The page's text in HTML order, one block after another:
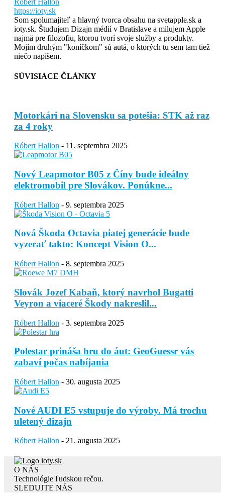
Róbert Hallon
https://ioty.sk
Som spolumajiteľ a hlavný tvorca obsahu na svetapple.sk a
ioty.sk. Študujem Dizajn médií v Bratislave a milujem Apple
najmä pre filozofiu, ktorou tvorí svoje služby a produkty.
Mojím druhým "koníčkom" sú autá, o ktorých tu sem tam tiež
niečo napíšem.
SÚVISIACE ČLÁNKY
Motorkári na Slovensku sa potešia: STK až raz
za 4 roky
Róbert Hallon - 11. septembra 2025
Nový Leapmotor B05 z Číny bude ideálny
elektromobil pre Slovákov. Ponúkne...
Róbert Hallon - 9. septembra 2025
Nová Škoda Octavia piatej generácie bude
vyzerať takto: Koncept Vision O...
Róbert Hallon - 8. septembra 2025
Slovák Jozef Kabaň, ktorý navrhol Bugatti
Veyron a viaceré Škody nakreslil...
Róbert Hallon - 3. septembra 2025
Polestar prináša hru do áut: GeoGuessr vás
zabaví počas nabíjania
Róbert Hallon - 30. augusta 2025
Nové AUDI E5 vstupuje do výroby. Má trochu
uletený dizajn
Róbert Hallon - 21. augusta 2025
O NÁS
Technológie ľudskou rečou.
SLEDUJTE NÁS